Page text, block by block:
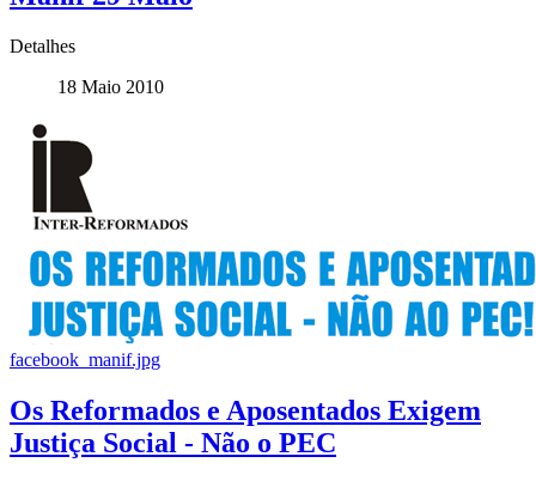
Detalhes
18 Maio 2010
facebook_manif.jpg
Os Reformados e Aposentados Exigem
Justiça Social - Não o PEC